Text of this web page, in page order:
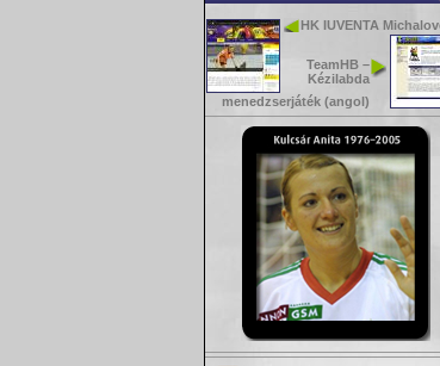
HK IUVENTA
TeamHB –
Kézilabda
menedzserjáték (angol)